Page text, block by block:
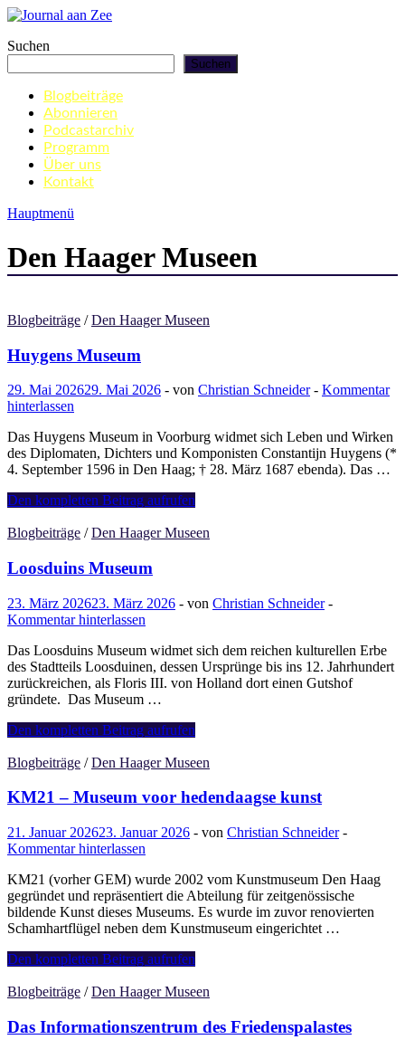
Zum
springen
Journal aan Zee
Suchen
Suchen
Blogbeiträge
Abonnieren
Podcastarchiv
Programm
Über uns
Kontakt
Hauptmenü
Den Haager Museen
Blogbeiträge /Den Haager Museen
Huygens Museum
29. Mai 202629. Mai 2026 - von Christian Schneider- Kommentar
hinterlassen
Das Huygens Museum in Voorburg widmet sich Leben und Wirken
des Diplomaten, Dichters und Komponisten Constantijn Huygens (*
4. September 1596 in Den Haag; † 28. März 1687 ebenda). Das …
Huygens
Den kompletten Beitrag aufrufen
Blogbeiträge /Den Haager Museen
Loosduins Museum
23. März 202623. März 2026 - von Christian Schneider-
Kommentar hinterlassen
Das Loosduins Museum widmet sich dem reichen kulturellen Erbe
des Stadtteils Loosduinen, dessen Ursprünge bis ins 12. Jahrhundert
zurückreichen, als Floris III. von Holland dort einen Gutshof
gründete. Das Museum …
Loosduins
Den kompletten Beitrag aufrufen
Blogbeiträge /Den Haager Museen
KM21 – Museum voor hedendaagse kunst
21. Januar 202623. Januar 2026 - von Christian Schneider-
Kommentar hinterlassen
KM21 (vorher GEM) wurde 2002 vom Kunstmuseum Den Haag
gegründet und repräsentiert die Abteilung für zeitgenössische
bildende Kunst dieses Museums. Es wurde im zuvor renovierten
Schamhartflügel neben dem Kunstmuseum eingerichtet …
KM21
Museum
hedendaagse
kunst
Den kompletten Beitrag aufrufen
Blogbeiträge /Den Haager Museen
Das Informationszentrum des Friedenspalastes